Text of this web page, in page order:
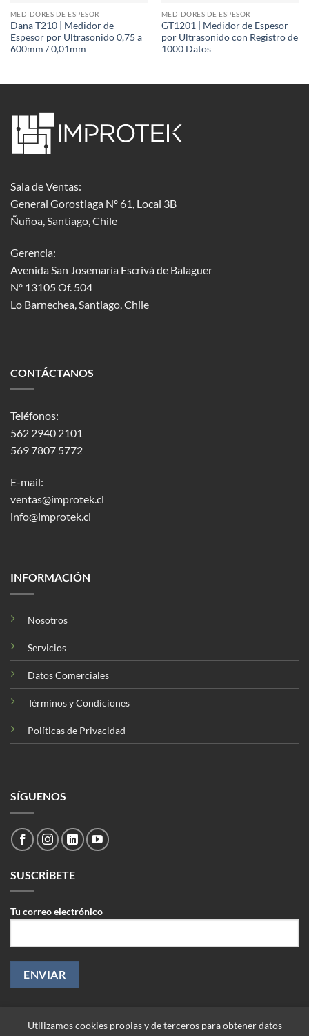
MEDIDORES DE ESPESOR
Dana T210 | Medidor de
Espesor por Ultrasonido 0,75 a
600mm / 0,01mm
MEDIDORES DE ESPESOR
GT1201 | Medidor de Espesor
por Ultrasonido con Registro de
1000 Datos
Sala de Ventas:
General Gorostiaga Nº 61, Local 3B
Ñuñoa, Santiago, Chile
Gerencia:
Avenida San Josemaría Escrivá de Balaguer
Nº 13105 Of. 504
Lo Barnechea, Santiago, Chile
CONTÁCTANOS
Teléfonos:
562 2940 2101
569 7807 5772
E-mail:
ventas@improtek.cl
info@improtek.cl
INFORMACIÓN
Nosotros
Servicios
Datos Comerciales
Términos y Condiciones
Políticas de Privacidad
SÍGUENOS
SUSCRÍBETE
Tu correo electrónico
Utilizamos cookies propias y de terceros para obtener datos